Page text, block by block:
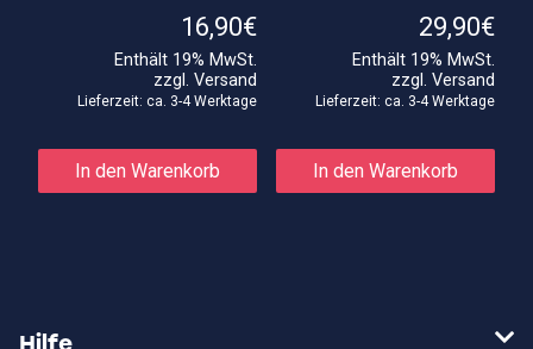
16,90€
Enthält 19% MwSt.
zzgl.Versand
Lieferzeit: ca. 3-4 Werktage
In den Warenkorb
29,90€
Enthält 19% MwSt.
zzgl. Versand
Lieferzeit: ca. 3-4 Werktage
In den Warenkorb
Hilfe